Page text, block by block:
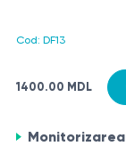
Cod: DF13
1400.00 MDL